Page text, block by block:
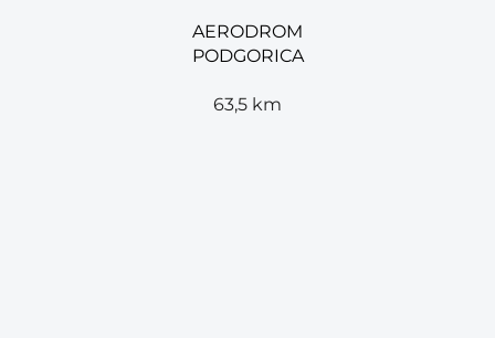
AERODROM
PODGORICA
63,5 km